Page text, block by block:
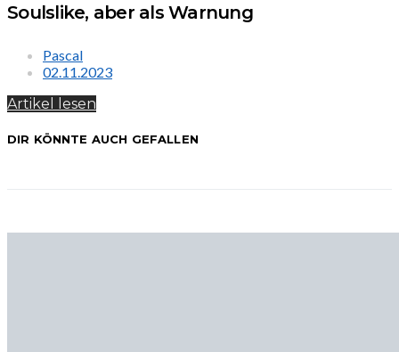
Soulslike, aber als Warnung
Pascal
02.11.2023
Artikel lesen
DIR KÖNNTE AUCH GEFALLEN